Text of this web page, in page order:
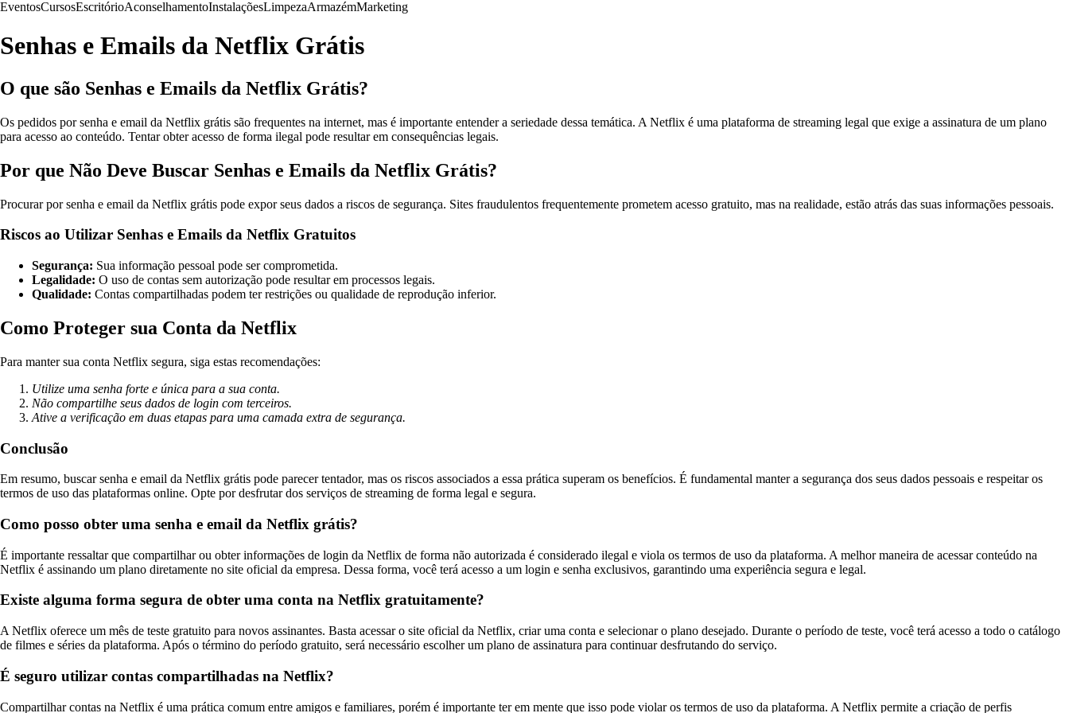
EventosCursosEscritórioAconselhamentoInstalaçõesLimpezaArmazémMarketing
Senhas e Emails da Netflix Grátis
O que são Senhas e Emails da Netflix Grátis?
Os pedidos por senha e email da Netflix grátis são frequentes na internet, mas é importante entender a seriedade dessa temática. A Netflix é uma plataforma de streaming legal que exige a assinatura de um plano
para acesso ao conteúdo. Tentar obter acesso de forma ilegal pode resultar em consequências legais.
Por que Não Deve Buscar Senhas e Emails da Netflix Grátis?
Procurar por senha e email da Netflix grátis pode expor seus dados a riscos de segurança. Sites fraudulentos frequentemente prometem acesso gratuito, mas na realidade, estão atrás das suas informações pessoais.
Riscos ao Utilizar Senhas e Emails da Netflix Gratuitos
Segurança: Sua informação pessoal pode ser comprometida.
Legalidade: O uso de contas sem autorização pode resultar em processos legais.
Qualidade: Contas compartilhadas podem ter restrições ou qualidade de reprodução inferior.
Como Proteger sua Conta da Netflix
Para manter sua conta Netflix segura, siga estas recomendações:
Utilize uma senha forte e única para a sua conta.
Não compartilhe seus dados de login com terceiros.
Ative a verificação em duas etapas para uma camada extra de segurança.
Conclusão
Em resumo, buscar senha e email da Netflix grátis pode parecer tentador, mas os riscos associados a essa prática superam os benefícios. É fundamental manter a segurança dos seus dados pessoais e respeitar os
termos de uso das plataformas online. Opte por desfrutar dos serviços de streaming de forma legal e segura.
Como posso obter uma senha e email da Netflix grátis?
É importante ressaltar que compartilhar ou obter informações de login da Netflix de forma não autorizada é considerado ilegal e viola os termos de uso da plataforma. A melhor maneira de acessar conteúdo na
Netflix é assinando um plano diretamente no site oficial da empresa. Dessa forma, você terá acesso a um login e senha exclusivos, garantindo uma experiência segura e legal.
Existe alguma forma segura de obter uma conta na Netflix gratuitamente?
A Netflix oferece um mês de teste gratuito para novos assinantes. Basta acessar o site oficial da Netflix, criar uma conta e selecionar o plano desejado. Durante o período de teste, você terá acesso a todo o catálogo
de filmes e séries da plataforma. Após o término do período gratuito, será necessário escolher um plano de assinatura para continuar desfrutando do serviço.
É seguro utilizar contas compartilhadas na Netflix?
Compartilhar contas na Netflix é uma prática comum entre amigos e familiares, porém é importante ter em mente que isso pode violar os termos de uso da plataforma. A Netflix permite a criação de perfis